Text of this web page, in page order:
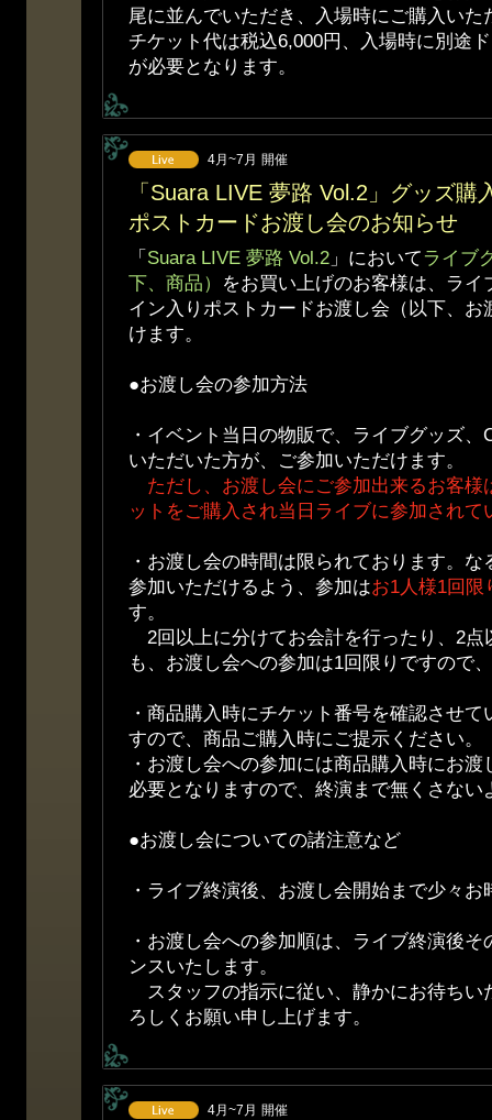
尾に並んでいただき、入場時にご購入いた
チケット代は税込6,000円、入場時に別途
が必要となります。
4月~7月 開催
「Suara LIVE 夢路 Vol.2」グッズ購
ポストカードお渡し会のお知らせ
「 Suara LIVE 夢路 Vol.2 」においてライブ
下、商品）
をお買い上げのお客様は、ラ
イン入りポストカードお渡し会（以下、お
けます。
●お渡し会の参加方法
・イベント当日の物販で、ライブグッズ
いただいた方が、ご参加いただけます。
ただし、お渡し会にご参加出来るお客様
ットをご購入され当日ライブに参加され
・お渡し会の時間は限られております。
参加いただけるよう、参加はお1人様1回限
す。
2回以上に分けてお会計を行ったり、2点
も、お渡し会への参加は1回限りですので
・商品購入時にチケット番号を確認させ
すので、商品ご購入時にご提示ください。
・お渡し会への参加には商品購入時にお
必要となりますので、終演まで無くさない
●お渡し会についての諸注意など
・ライブ終演後、お渡し会開始まで少々
・お渡し会への参加順は、ライブ終演後
ンスいたします。
スタッフの指示に従い、静かにお待ちい
ろしくお願い申し上げます。
4月~7月 開催